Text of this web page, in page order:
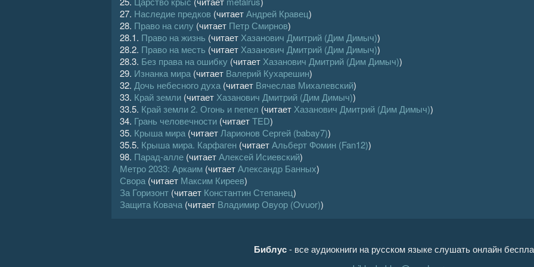
27. Наследие предков (читаетАндрей Кравец)
28. Право на силу (читает Петр Смирнов)
28.1. Право на жизнь (читает Хазанович Дмитрий (Дим Димыч))
28.2. Право на месть (читает Хазанович Дмитрий (Дим Димыч))
28.3. Без права на ошибку (читает Хазанович Дмитрий (Дим Димыч))
29. Изнанка мира (читает Валерий Кухарешин)
32. Дочь небесного духа (читает Вячеслав Михалевский)
33. Край земли (читает Хазанович Дмитрий (Дим Димыч))
33.5. Край земли 2. Огонь и пепел (читает Хазанович Дмитрий (Дим Димыч))
34. Грань человечности (читаетTED)
35. Крыша мира (читает Ларионов Сергей (babay7))
35.5. Крыша мира. Карфаген (читаетАльберт Фомин (Fan12))
98. Парад-алле (читаетАлексей Исиевский)
Метро 2033: Аркаим (читаетАлександр Банных)
Свора (читает Максим Киреев)
За Горизонт (читает Константин Степанец)
Защита Ковача (читает Владимир Овуор (Ovuor))
Библус- все аудиокниги на русском языке слушать онлайн